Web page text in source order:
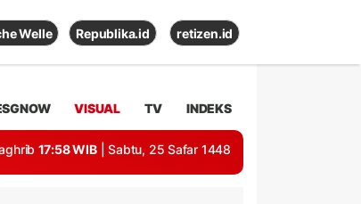
Welle Republika.id retizen.id
VISUAL TV INDEKS
17:58 WIB | Sabtu, 25 Safar 1448